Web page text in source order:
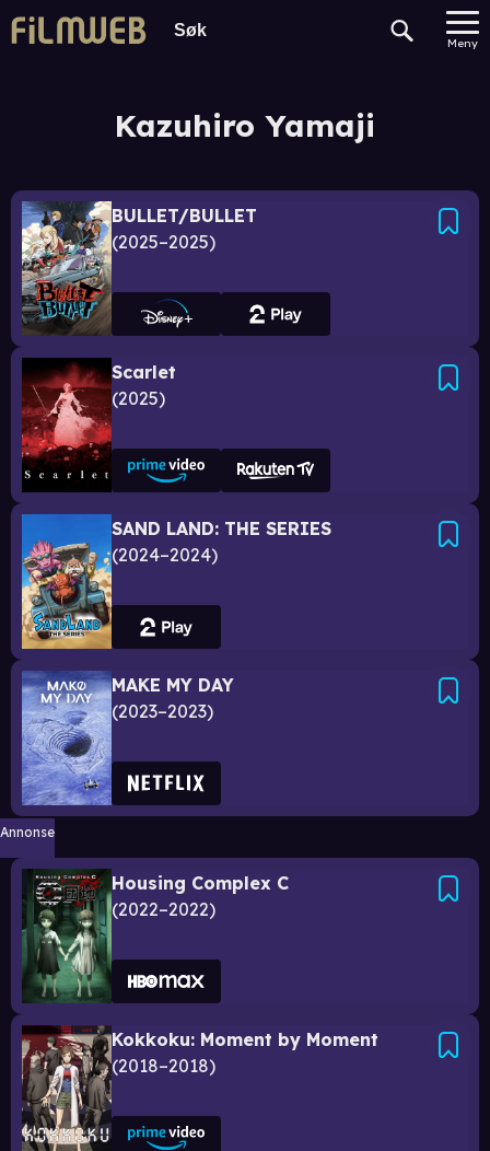
Meny
Kazuhiro Yamaji
BULLET/BULLET
2025–2025
Scarlet
2025
SAND LAND: THE SERIES
2024–2024
MAKE MY DAY
2023–2023
Annonse
Housing Complex C
2022–2022
Kokkoku: Moment by Moment
2018–2018